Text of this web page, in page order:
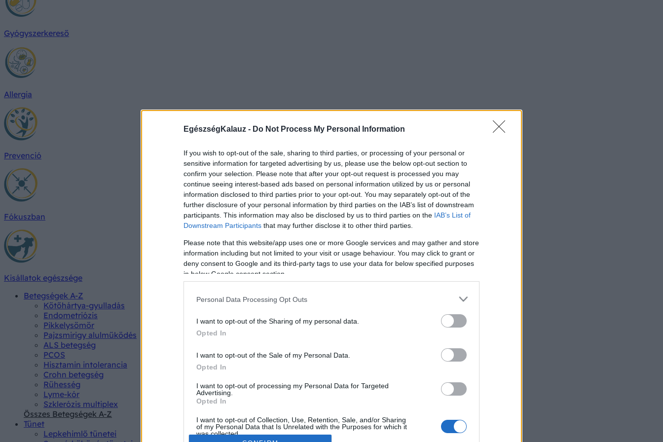
EgészségKalauz - Do Not Process My Personal Information
If you wish to opt-out of the sale, sharing to third parties, or processing of your personal or
sensitive information for targeted advertising by us, please use the below opt-out section to
confirm your selection. Please note that after your opt-out request is processed you may
continue seeing interest-based ads based on personal information utilized by us or personal
information disclosed to third parties prior to your opt-out. You may separately opt-out of the
further disclosure of your personal information by third parties on the IAB’s list of downstream
participants. This information may also be disclosed by us to third parties on the IAB’s List of
Downstream Participants that may further disclose it to other third parties.
Please note that this website/app uses one or more Google services and may gather and store
information including but not limited to your visit or usage behaviour. You may click to grant or
deny consent to Google and its third-party tags to use your data for below specified purposes
in below Google consent section.
Personal Data Processing Opt Outs
I want to opt-out of the Sharing of my personal data.
Opted In
I want to opt-out of the Sale of my Personal Data.
Opted In
I want to opt-out of processing my Personal Data for Targeted
Advertising.
Opted In
I want to opt-out of Collection, Use, Retention, Sale, and/or Sharing
of my Personal Data that Is Unrelated with the Purposes for which it
was collected.
Gyógyszerkereső
Allergia
Prevenció
Fókuszban
Kisállatok egészsége
Betegségek A-Z
Kötőhártya-gyulladás
Endometriózis
Pikkelysömör
Pajzsmirigy alulműködés
ALS betegség
PCOS
Hisztamin intolerancia
Crohn betegség
Rühesség
Lyme-kór
Szklerózis multiplex
Összes Betegségek A-Z
Tünet
Lepkehimlő tünetei